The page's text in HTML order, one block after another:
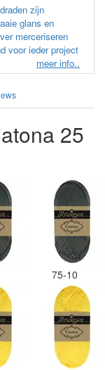
zijn
glans en
merceriseren
voor ieder project
meer info..
25
75-10